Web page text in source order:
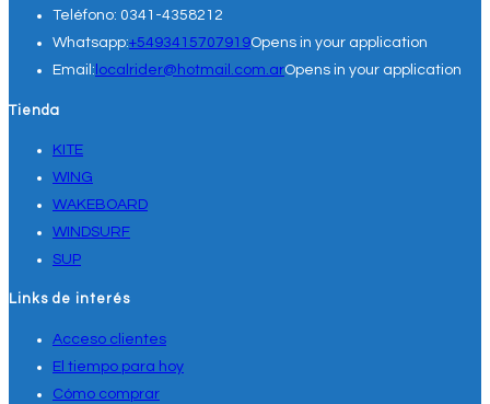
Teléfono: 0341-4358212
Whatsapp:+5493415707919Opens in your application
Email: localrider@hotmail.com.arOpens in your application
Tienda
KITE
WING
WAKEBOARD
WINDSURF
SUP
Links de interés
Acceso clientes
El tiempo para hoy
Cómo comprar